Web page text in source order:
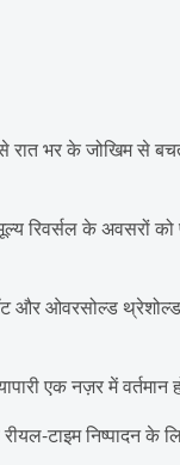
रात भर के जोखिम से
रिवर्सल के अवसरों
थ्रेशोल्ड
एक नज़र में
टाइम निष्पादन के